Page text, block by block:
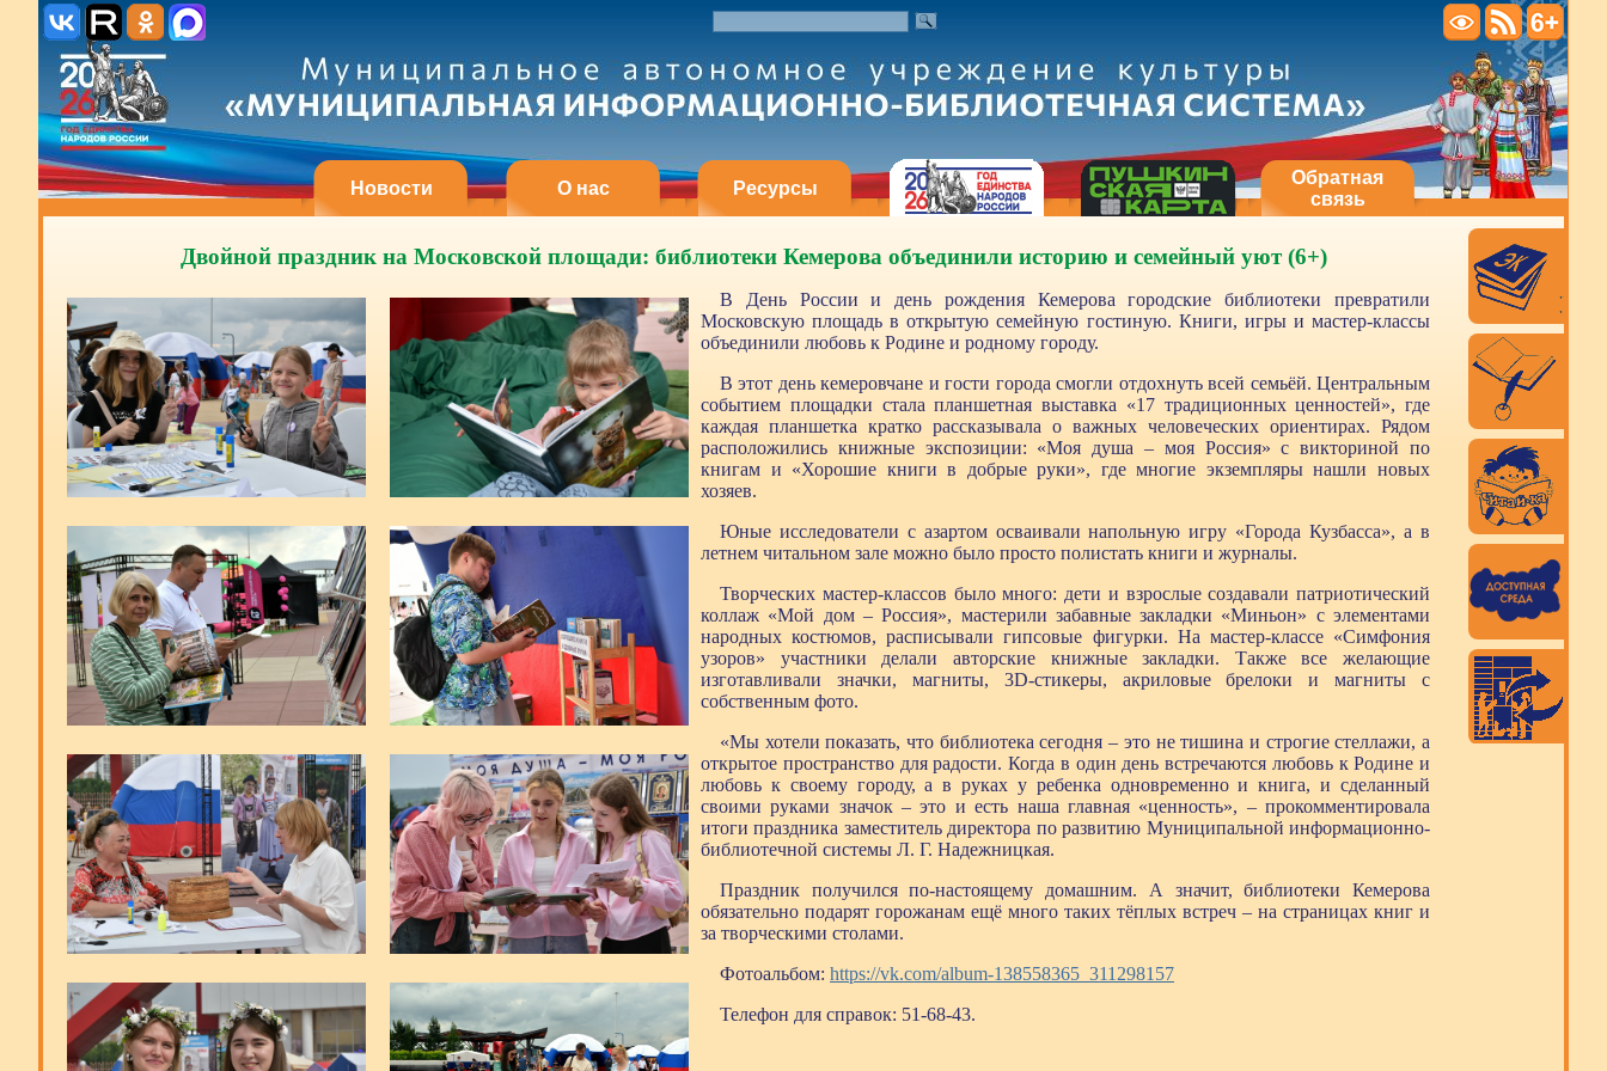
Новости О нас Ресурсы
Обратная
связь
Двойной праздник на Московской площади: библиотеки Кемерова объединили историю и семейный уют (6+)
В День России и день рождения Кемерова городские библиотеки превратили
Московскую площадь в открытую семейную гостиную. Книги, игры и мастер-классы
объединили любовь к Родине и родному городу.
В этот день кемеровчане и гости города смогли отдохнуть всей семьёй. Центральным
событием площадки стала планшетная выставка «17 традиционных ценностей», где
каждая планшетка кратко рассказывала о важных человеческих ориентирах. Рядом
расположились книжные экспозиции: «Моя душа – моя Россия» с викториной по
книгам и «Хорошие книги в добрые руки», где многие экземпляры нашли новых
хозяев.
Юные исследователи с азартом осваивали напольную игру «Города Кузбасса», а в
летнем читальном зале можно было просто полистать книги и журналы.
Творческих мастер-классов было много: дети и взрослые создавали патриотический
коллаж «Мой дом – Россия», мастерили забавные закладки «Миньон» с элементами
народных костюмов, расписывали гипсовые фигурки. На мастер-классе «Симфония
узоров» участники делали авторские книжные закладки. Также все желающие
изготавливали значки, магниты, 3D-стикеры, акриловые брелоки и магниты с
собственным фото.
«Мы хотели показать, что библиотека сегодня – это не тишина и строгие стеллажи, а
открытое пространство для радости. Когда в один день встречаются любовь к Родине и
любовь к своему городу, а в руках у ребенка одновременно и книга, и сделанный
своими руками значок – это и есть наша главная «ценность», – прокомментировала
итоги праздника заместитель директора по развитию Муниципальной информационно-
библиотечной системы Л. Г. Надежницкая.
Праздник получился по-настоящему домашним. А значит, библиотеки Кемерова
обязательно подарят горожанам ещё много таких тёплых встреч – на страницах книг и
за творческими столами.
Фотоальбом: https://vk.com/album-138558365_311298157
Телефон для справок: 51-68-43.